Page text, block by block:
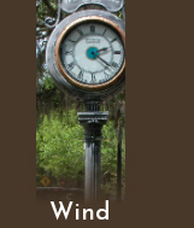
Wind